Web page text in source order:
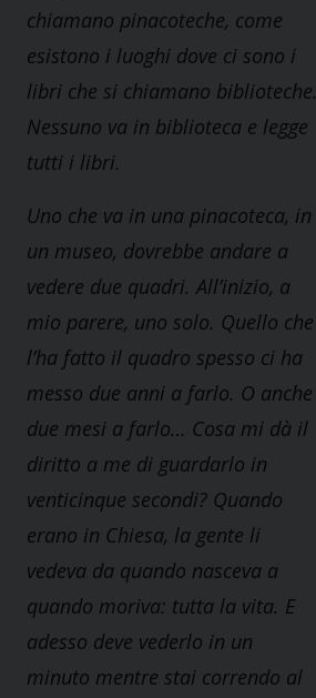
chiamano pinacoteche, come
esistono i luoghi dove ci sono i
libri che si chiamano biblioteche.
Nessuno va in biblioteca e legge
tutti i libri.
Uno che va in una pinacoteca, in
un museo, dovrebbe andare a
vedere due quadri. All’inizio, a
mio parere, uno solo. Quello che
l’ha fatto il quadro spesso ci ha
messo due anni a farlo. O anche
due mesi a farlo… Cosa mi dà il
diritto a me di guardarlo in
venticinque secondi? Quando
erano in Chiesa, la gente li
vedeva da quando nasceva a
quando moriva: tutta la vita. E
adesso deve vederlo in un
minuto mentre stai correndo al